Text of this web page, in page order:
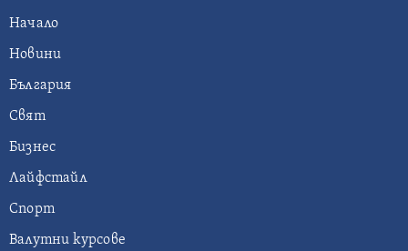
Начало
Новини
България
Свят
Бизнес
Лайфстайл
Спорт
Валутни курсове